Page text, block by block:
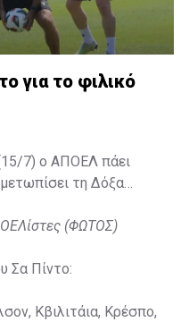
για το φιλικό
7) ο ΑΠΟΕΛ πάει
τη Δόξα
(ΦΩΤΟΣ)
Σα Πίντο:
Κβιλιτάια, Κρέσπο,